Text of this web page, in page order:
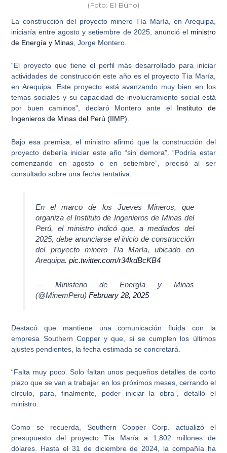
(Foto: El Búho)
La construcción del proyecto minero Tía María, en Arequipa
iniciaría entre agosto y setiembre de 2025, anunció el ministro
de Energía y Minas , Jorge Montero.
“El proyecto que tiene el perfil más desarrollado para iniciar
actividades de construcción este año es el proyecto Tía María,
en Arequipa. Este proyecto está avanzando muy bien en los
temas sociales y su capacidad de involucramiento social está
por buen caminos”, declaró Montero ante el Instituto de
Ingenieros de Minas del Perú (IIMP).
Bajo esa premisa, el ministro afirmó quela construcción del
proyecto debería iniciar este año “sin demora”. “Podría estar
comenzando en agosto o en setiembre”, precisó al ser
consultado sobre una fecha tentativa.
En el marco de los Jueves Mineros, que
organiza el Instituto de Ingenieros de Minas del
Perú, el ministro indicó que, a mediados del
2025, debe anunciarse el inicio de construcción
del proyecto minero Tía María, ubicado en
Arequipa.pic.twitter.com/r34kdBcKB4
— Ministerio de Energía y Minas
(@MinemPeru)February 28, 2025
Destacó que mantiene una comunicación fluida con la
empresa Southern Coppery que, si se cumplen los últimos
ajustes pendientes, la fecha estimada se concretará.
“Falta muy poco. Solo faltan unos pequeños detalles de corto
plazo que se van a trabajar en los próximos meses, cerrando el
círculo, para, finalmente, poder iniciar la obra”, detalló el
ministro.
Como se recuerda, Southern Copper Corp. actualizó el
presupuesto del proyectoTía María a 1,802 millones de
dólares. Hasta el 31 de diciembre de 2024, la compañía ha